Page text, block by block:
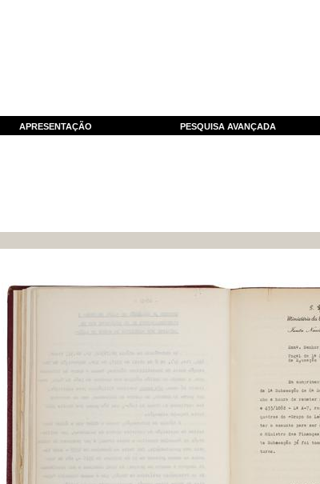
APRESENTAÇÃO PESQUISA AVANÇADA